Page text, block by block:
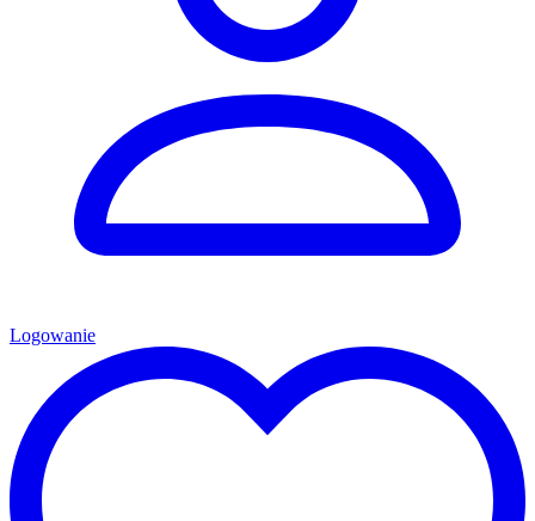
Logowanie